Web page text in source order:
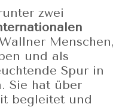
zwei
Menschen,
und als
Spur in
Sie hat über
begleitet und